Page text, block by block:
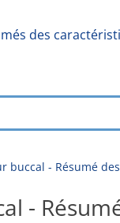
des
buccal - Résumé
-